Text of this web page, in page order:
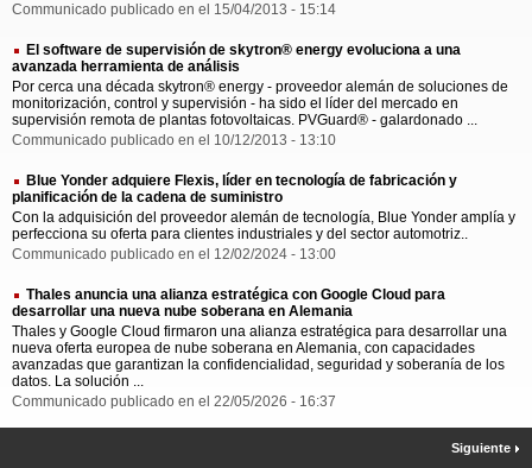
Communicado publicado en el 15/04/2013 - 15:14
El software de supervisión de skytron® energy evoluciona a una
avanzada herramienta de análisis
Por cerca una década skytron® energy - proveedor alemán de soluciones de
monitorización, control y supervisión - ha sido el líder del mercado en
supervisión remota de plantas fotovoltaicas. PVGuard® - galardonado ...
Communicado publicado en el 10/12/2013 - 13:10
Blue Yonder adquiere Flexis, líder en tecnología de fabricación y
planificación de la cadena de suministro
Con la adquisición del proveedor alemán de tecnología, Blue Yonder amplía y
perfecciona su oferta para clientes industriales y del sector automotriz..
Communicado publicado en el 12/02/2024 - 13:00
Thales anuncia una alianza estratégica con Google Cloud para
desarrollar una nueva nube soberana en Alemania
Thales y Google Cloud firmaron una alianza estratégica para desarrollar una
nueva oferta europea de nube soberana en Alemania, con capacidades
avanzadas que garantizan la confidencialidad, seguridad y soberanía de los
datos. La solución ...
Communicado publicado en el 22/05/2026 - 16:37
Siguiente